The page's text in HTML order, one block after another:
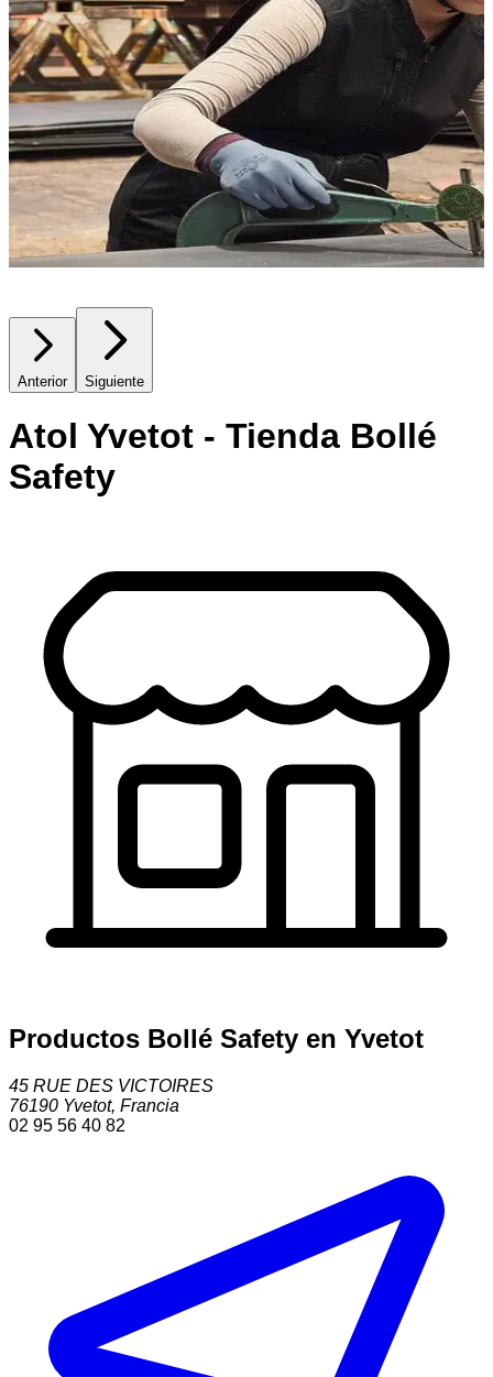
Anterior Siguiente
Atol Yvetot - Tienda Bollé
Safety
Productos Bollé Safety en Yvetot
45 RUE DES VICTOIRES
76190 Yvetot, Francia
02 95 56 40 82